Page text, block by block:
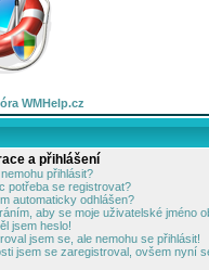
WMHelp.cz
a přihlášení
přihlásit?
potřeba se registrovat?
automaticky odhlášen?
aby se moje uživatelské jméno
jsem heslo!
jsem se, ale nemohu se přihlásit!
jsem se zaregistroval, ovšem nyní